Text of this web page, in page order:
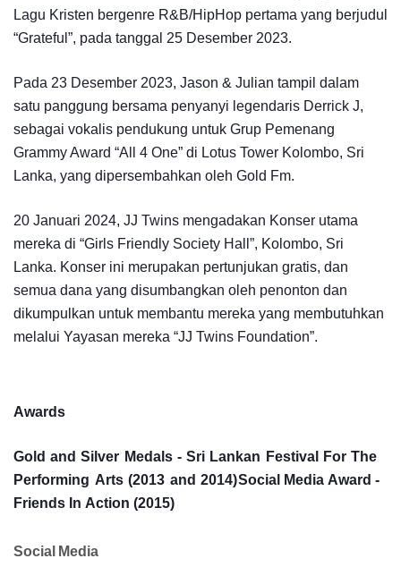
Lagu Kristen bergenre R&B/HipHop pertama yang berjudul
“Grateful”, pada tanggal 25 Desember 2023.
Pada 23 Desember 2023, Jason & Julian tampil dalam
satu panggung bersama penyanyi legendaris Derrick J,
sebagai vokalis pendukung untuk Grup Pemenang
Grammy Award “All 4 One” di Lotus Tower Kolombo, Sri
Lanka, yang dipersembahkan oleh Gold Fm.
20 Januari 2024, JJ Twins mengadakan Konser utama
mereka di “Girls Friendly Society Hall”, Kolombo, Sri
Lanka. Konser ini merupakan pertunjukan gratis, dan
semua dana yang disumbangkan oleh penonton dan
dikumpulkan untuk membantu mereka yang membutuhkan
melalui Yayasan mereka “JJ Twins Foundation”.
Awards
Gold and Silver Medals - Sri Lankan Festival For The
Performing Arts (2013 and 2014)Social Media Award -
Friends In Action (2015)
Social Media